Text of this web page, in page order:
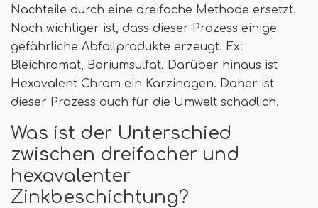
Nachteile durch eine dreifache Methode ersetzt.
Noch wichtiger ist, dass dieser Prozess einige
gefährliche Abfallprodukte erzeugt. Ex:
Bleichromat, Bariumsulfat. Darüber hinaus ist
Hexavalent Chrom ein Karzinogen. Daher ist
dieser Prozess auch für die Umwelt schädlich.
Was ist der Unterschied
zwischen dreifacher und
hexavalenter
Zinkbeschichtung?